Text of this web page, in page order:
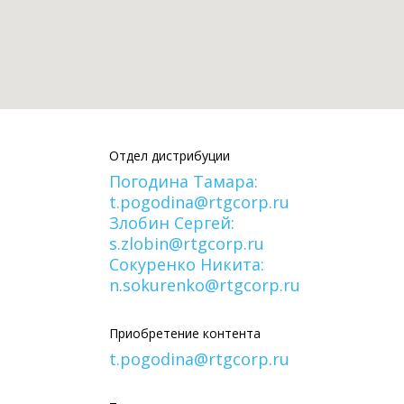
Отдел дистрибуции
Погодина Тамара:
t.pogodina@rtgcorp.ru
Злобин Сергей:
s.zlobin@rtgcorp.ru
Сокуренко Никита:
n.sokurenko@rtgcorp.ru
Приобретение контента
t.pogodina@rtgcorp.ru